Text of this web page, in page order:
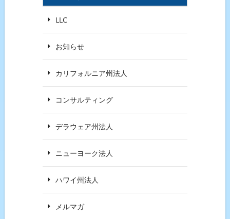
LLC
お知らせ
カリフォルニア州法人
コンサルティング
デラウェア州法人
ニューヨーク法人
ハワイ州法人
メルマガ